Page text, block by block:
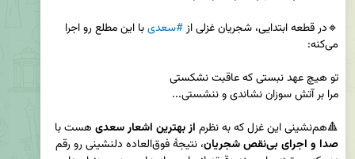
🔹در قطعه ابتدایی، شجریان غزلی از #سعدی
🔺هم‌نشینی این غزل که به نظرم
از بهترین اشعار سعدی هست با
صدا و اجرای بی‌نقص شجریان